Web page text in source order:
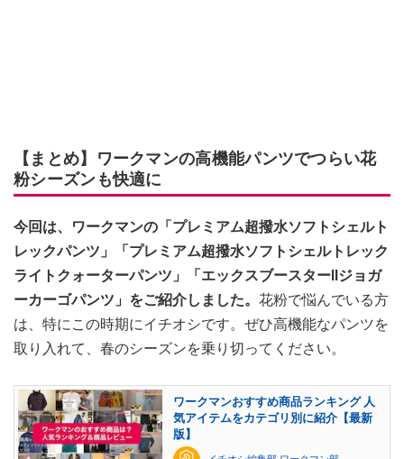
【まとめ】ワークマンの高機能パンツでつらい花
粉シーズンも快適に
今回は、ワークマンの「プレミアム超撥水ソフトシェルト
レックパンツ」「プレミアム超撥水ソフトシェルトレック
ライトクォーターパンツ」「エックスブースターⅡジョガ
ーカーゴパンツ」をご紹介しました。 花粉で悩んでいる方
は、特にこの時期にイチオシです。ぜひ高機能なパンツを
取り入れて、春のシーズンを乗り切ってください。
ワークマンおすすめ商品ランキング 人
気アイテムをカテゴリ別に紹介【最新
版】